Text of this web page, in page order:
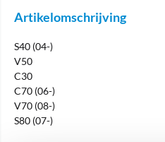
Artikelomschrijving
S40 (04-)
V50
C30
C70 (06-)
V70 (08-)
S80 (07-)